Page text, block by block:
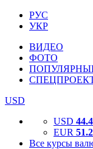
РУС
УКР
ВИДЕО
ФОТО
USD
USD
EUR
Все курсы